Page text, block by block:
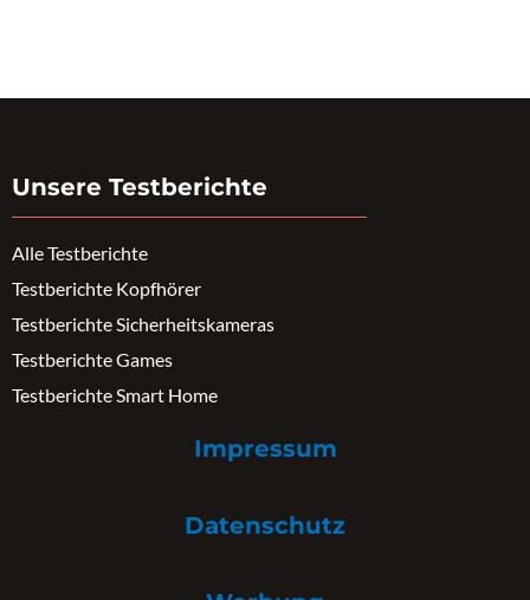
Unsere Testberichte
Alle Testberichte
Testberichte Kopfhörer
Testberichte Sicherheitskameras
Testberichte Games
Testberichte Smart Home
Impressum
Datenschutz